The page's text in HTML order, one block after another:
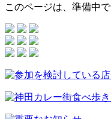
このページは、準備中で